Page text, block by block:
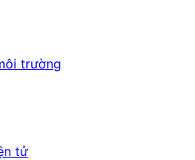
trường
tử